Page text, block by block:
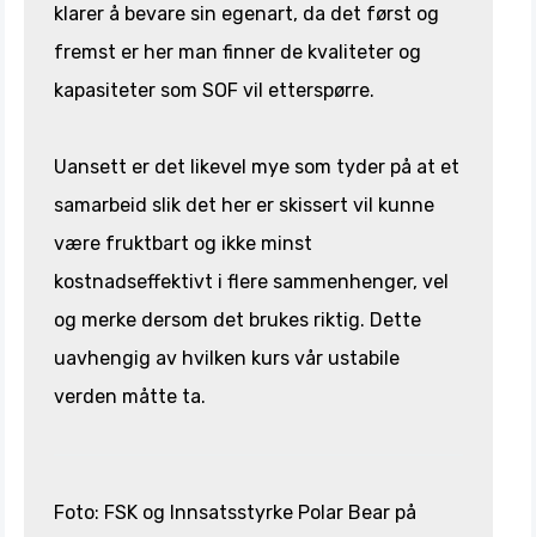
klarer å bevare sin egenart, da det først og
fremst er her man finner de kvaliteter og
kapasiteter som SOF vil etterspørre.
Uansett er det likevel mye som tyder på at et
samarbeid slik det her er skissert vil kunne
være fruktbart og ikke minst
kostnadseffektivt i flere sammenhenger, vel
og merke dersom det brukes riktig. Dette
uavhengig av hvilken kurs vår ustabile
verden måtte ta.
Foto: FSK og Innsatsstyrke Polar Bear på